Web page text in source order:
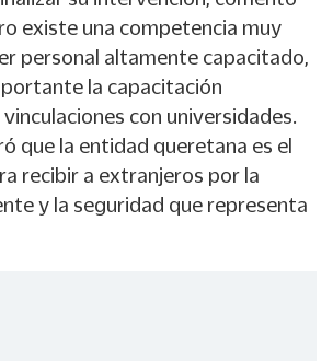
existe una competencia muy
personal altamente capacitado,
la capacitación
con universidades.
que la entidad queretana es el
recibir a extranjeros por la
y la seguridad que representa